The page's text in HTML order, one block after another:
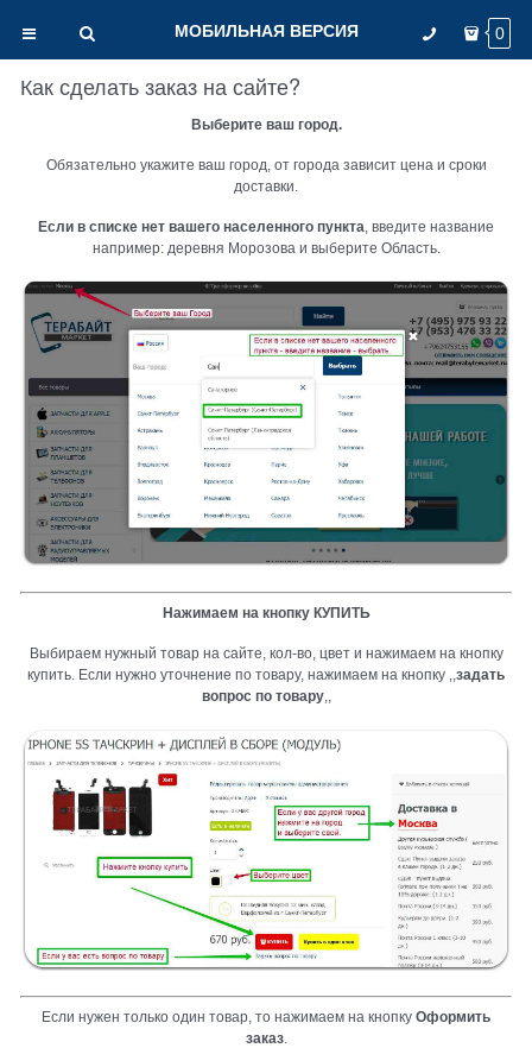
МОБИЛЬНАЯ ВЕРСИЯ 0
Как сделать заказ на сайте?
Выберите ваш город.
Обязательно укажите ваш город, от города зависит цена и сроки
доставки.
Если в списке нет вашего населенного пункта , введите название
например: деревня Морозова и выберите Область.
Нажимаем на кнопку КУПИТЬ
Выбираем нужный товар на сайте, кол-во, цвет и нажимаем на кнопку
купить. Если нужно уточнение по товару, нажимаем на кнопку ,, задать
вопрос по товару,,
Если нужен только один товар, то нажимаем на кнопку Оформить
заказ.